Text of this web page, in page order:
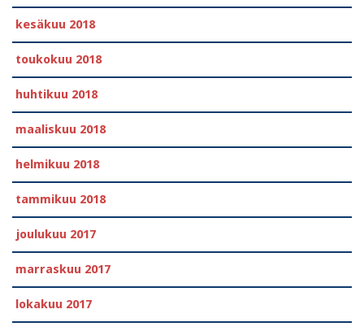
kesäkuu 2018
toukokuu 2018
huhtikuu 2018
maaliskuu 2018
helmikuu 2018
tammikuu 2018
joulukuu 2017
marraskuu 2017
lokakuu 2017